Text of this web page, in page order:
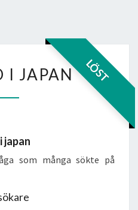
LÖST
I JAPAN
japan
som många sökte på